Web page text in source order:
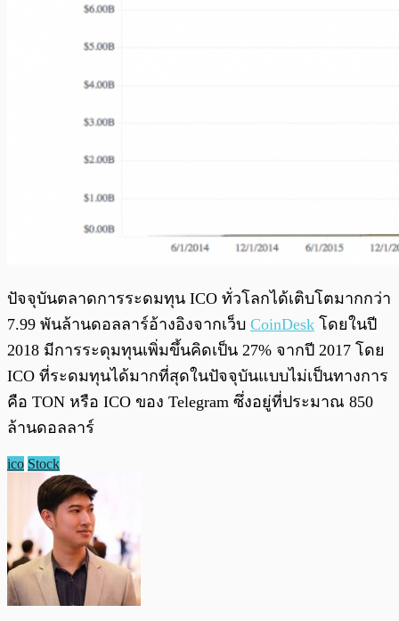
ปัจจุบันตลาดการระดมทุน ICO ทั่วโลกได้เติบโตมากกว่า
7.99 พันล้านดอลลาร์อ้างอิงจากเว็บ CoinDesk โดยในปี
2018 มีการระดุมทุนเพิ่มขึ้นคิดเป็น 27% จากปี 2017 โดย
ICO ที่ระดมทุนได้มากที่สุดในปัจจุบันแบบไม่เป็นทางการ
คือ TON หรือ ICO ของ Telegram ซึ่งอยู่ที่ประมาณ 850
ล้านดอลลาร์
ico Stock